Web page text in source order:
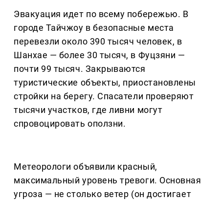
Эвакуация идет по всему побережью. В
городе Тайчжоу в безопасные места
перевезли около 390 тысяч человек, в
Шанхае — более 30 тысяч, в Фуцзяни —
почти 99 тысяч. Закрываются
туристические объекты, приостановлены
стройки на берегу. Спасатели проверяют
тысячи участков, где ливни могут
спровоцировать оползни.
Метеорологи объявили красный,
максимальный уровень тревоги. Основная
угроза — не столько ветер (он достигает